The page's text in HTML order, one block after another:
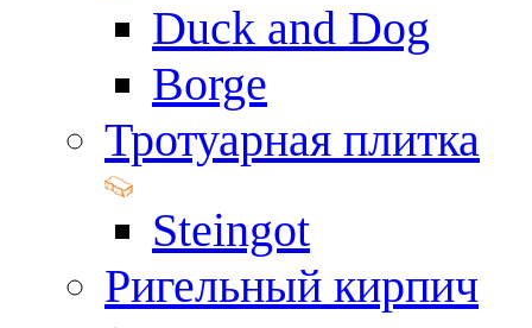
Duck and Dog
Borge
Тротуарная плитка
Steingot
Ригельный кирпич